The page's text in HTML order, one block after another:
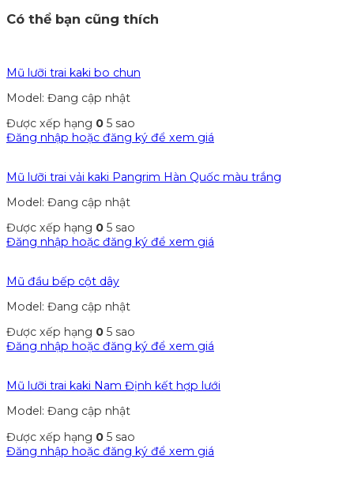
Có thể bạn cũng thích
Mũ lưỡi trai kaki bo chun
Model: Đang cập nhật
Được xếp hạng 0 5 sao
Đăng nhập hoặc đăng ký để xem giá
Mũ lưỡi trai vải kaki Pangrim Hàn Quốc màu trắng
Model: Đang cập nhật
Được xếp hạng 0 5 sao
Đăng nhập hoặc đăng ký để xem giá
Mũ đầu bếp cột dây
Model: Đang cập nhật
Được xếp hạng 0 5 sao
Đăng nhập hoặc đăng ký để xem giá
Mũ lưỡi trai kaki Nam Định kết hợp lưới
Model: Đang cập nhật
Được xếp hạng 0 5 sao
Đăng nhập hoặc đăng ký để xem giá